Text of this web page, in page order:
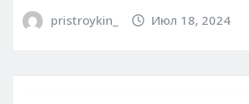
pristroykin_ Июл 18, 2024